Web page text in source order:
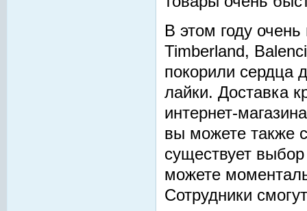
В этом году
Timberland,
покорили сердца
лайки. Доставка
интернет-
вы можете также
существует
можете
Сотрудники